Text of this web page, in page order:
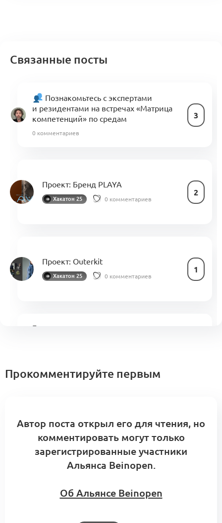
Связанные посты
Познакомьтесь с экспертами
и резидентами на встречах «Матрица
компетенций» по средам
3
0 комментариев
Проект: Бренд PLAYA
2
Хакатон 25 0 комментариев
Проект: Outerkit
1
Хакатон 25 0 комментариев
Будущее индустрии моды — кризис
1
1 комментарий
Проект:one of yours
Прокомментируйте первым
Автор поста открыл его для чтения, но
комментировать могут только
зарегистрированные участники
Альянса Beinopen.
Об Альянсе Beinopen